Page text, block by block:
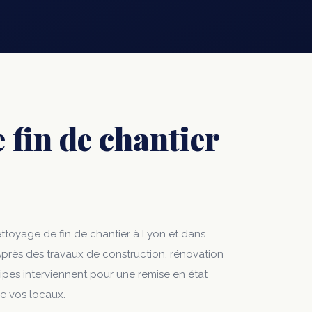
fin de chantier
de fin de chantier à Lyon et dans
des travaux de construction, rénovation
interviennent pour une remise en état
vos locaux.